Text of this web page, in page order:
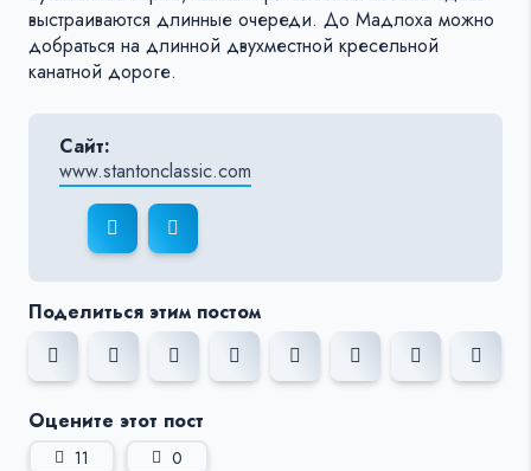
выстраиваются длинные очереди. До Мадлоха можно
добраться на длинной двухместной кресельной
канатной дороге.
Сайт:
www.stantonclassic.com
Поделиться этим постом
Оцените этот пост
11 0